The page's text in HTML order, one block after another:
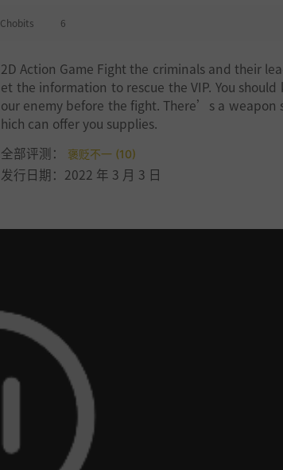
Chobits 6
2D Action Game Fight the criminals and their
et the information to rescue the VIP. You should
our enemy before the fight. There’s a weapon
hich can offer you supplies.
全部评测：
褒贬不一 (10)
发行日期：2022 年 3 月 3 日